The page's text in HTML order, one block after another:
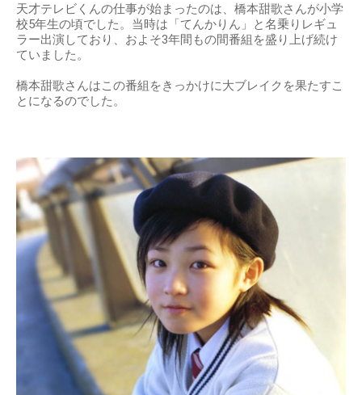
天才テレビくんの仕事が始まったのは、橋本甜歌さんが小学
校5年生の頃でした。当時は「てんかりん」と名乗りレギュ
ラー出演しており、およそ3年間もの間番組を盛り上げ続け
ていました。
橋本甜歌さんはこの番組をきっかけに大ブレイクを果たすこ
とになるのでした。